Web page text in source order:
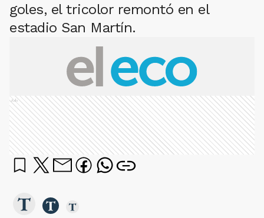
goles, el tricolor remontó en el
estadio San Martín.
Ads